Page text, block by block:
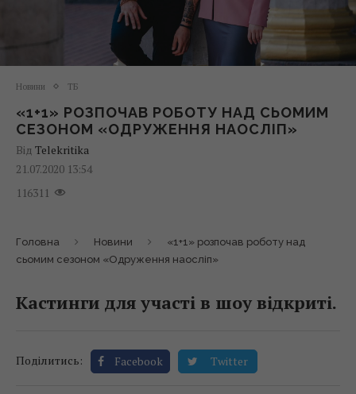
Новини ТБ
«1+1» РОЗПОЧАВ РОБОТУ НАД СЬОМИМ
СЕЗОНОМ «ОДРУЖЕННЯ НАОСЛІП»
Від Telekritika
21.07.2020 13:54
116311
Головна Новини
«1+1» розпочав роботу над
сьомим сезоном «Одруження наосліп»
Кастинги для участі в шоу відкриті.
Поділитись: Facebook Twitter